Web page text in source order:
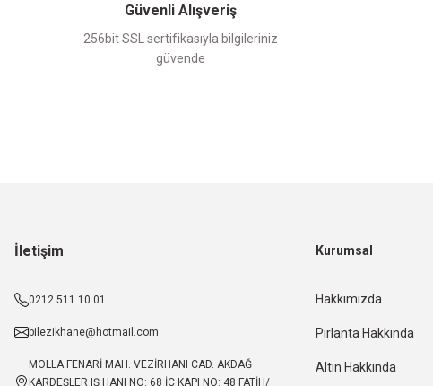
Güvenli Alışveriş
256bit SSL sertifikasıyla bilgileriniz
güvende
İletişim
0212 511 10 01
bilezikhane@hotmail.com
MOLLA FENARİ MAH. VEZİRHANI CAD. AKDAĞ
KARDEŞLER IŞ HANI NO: 68 İÇ KAPI NO: 48 FATİH/
Kurumsal
Hakkımızda
Pırlanta Hakkında
Altın Hakkında